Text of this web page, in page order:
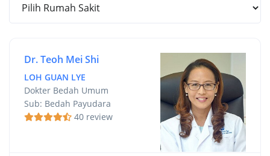
Dr. Teoh Mei Shi
LOH GUAN LYE
Dokter Bedah Umum
Sub: Bedah Payudara
40 review